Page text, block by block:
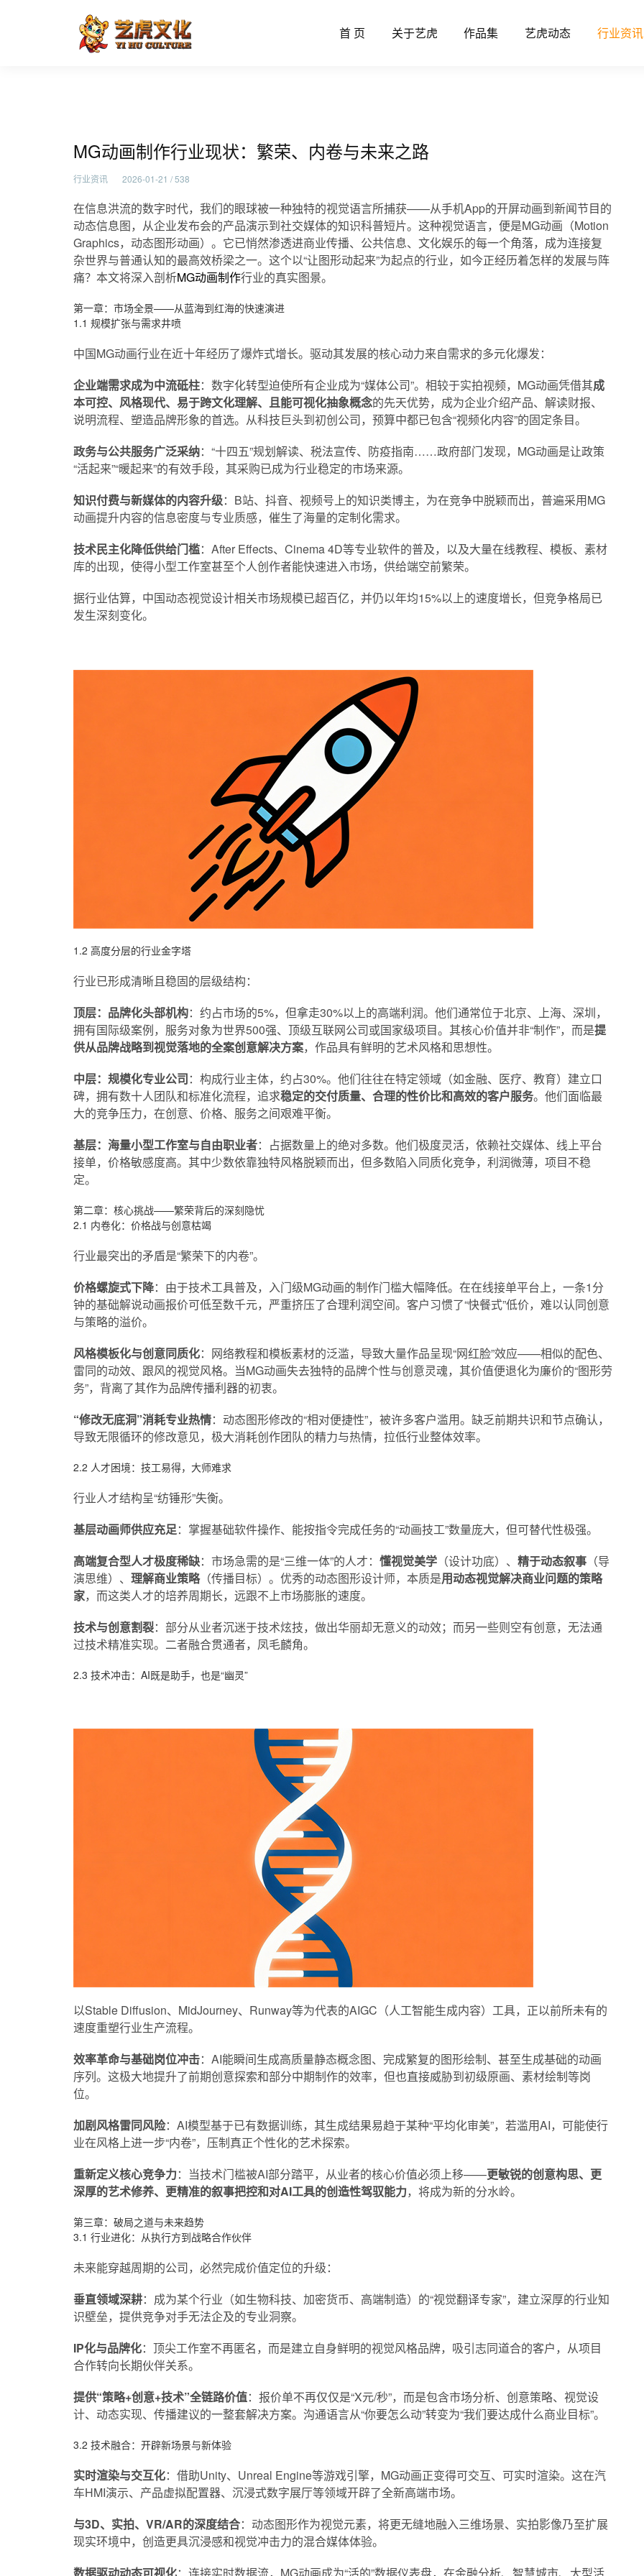
首 页 关于艺虎 作品集 艺虎动态 行业资讯
MG动画制作行业现状：繁荣、内卷与未来之路
MG动画制作行业现状：繁荣、内卷与未来之路
行业资讯 2026-01-21 / 538
在信息洪流的数字时代，我们的眼球被一种独特的视觉语言所捕获——从手机App的开屏动画到新闻节目的
动态信息图，从企业发布会的产品演示到社交媒体的知识科普短片。这种视觉语言，便是MG动画（Motion
Graphics，动态图形动画）。它已悄然渗透进商业传播、公共信息、文化娱乐的每一个角落，成为连接复
杂世界与普通认知的最高效桥梁之一。这个以“让图形动起来”为起点的行业，如今正经历着怎样的发展与阵
痛？本文将深入剖析MG动画制作行业的真实图景。
第一章：市场全景——从蓝海到红海的快速演进
1.1 规模扩张与需求井喷
中国MG动画行业在近十年经历了爆炸式增长。驱动其发展的核心动力来自需求的多元化爆发：
企业端需求成为中流砥柱：数字化转型迫使所有企业成为“媒体公司”。相较于实拍视频，MG动画凭借其成
本可控、风格现代、易于跨文化理解、且能可视化抽象概念的先天优势，成为企业介绍产品、解读财报、
说明流程、塑造品牌形象的首选。从科技巨头到初创公司，预算中都已包含“视频化内容”的固定条目。
政务与公共服务广泛采纳：“十四五”规划解读、税法宣传、防疫指南……政府部门发现，MG动画是让政策
“活起来”“暖起来”的有效手段，其采购已成为行业稳定的市场来源。
知识付费与新媒体的内容升级：B站、抖音、视频号上的知识类博主，为在竞争中脱颖而出，普遍采用MG
动画提升内容的信息密度与专业质感，催生了海量的定制化需求。
技术民主化降低供给门槛：After Effects、Cinema 4D等专业软件的普及，以及大量在线教程、模板、素材
库的出现，使得小型工作室甚至个人创作者能快速进入市场，供给端空前繁荣。
据行业估算，中国动态视觉设计相关市场规模已超百亿，并仍以年均15%以上的速度增长，但竞争格局已
发生深刻变化。
1.2 高度分层的行业金字塔
行业已形成清晰且稳固的层级结构：
顶层：品牌化头部机构：约占市场的5%，但拿走30%以上的高端利润。他们通常位于北京、上海、深圳，
拥有国际级案例，服务对象为世界500强、顶级互联网公司或国家级项目。其核心价值并非“制作”，而是提
供从品牌战略到视觉落地的全案创意解决方案，作品具有鲜明的艺术风格和思想性。
中层：规模化专业公司：构成行业主体，约占30%。他们往往在特定领域（如金融、医疗、教育）建立口
碑，拥有数十人团队和标准化流程，追求稳定的交付质量、合理的性价比和高效的客户服务。他们面临最
大的竞争压力，在创意、价格、服务之间艰难平衡。
基层：海量小型工作室与自由职业者：占据数量上的绝对多数。他们极度灵活，依赖社交媒体、线上平台
接单，价格敏感度高。其中少数依靠独特风格脱颖而出，但多数陷入同质化竞争，利润微薄，项目不稳
定。
第二章：核心挑战——繁荣背后的深刻隐忧
2.1 内卷化：价格战与创意枯竭
行业最突出的矛盾是“繁荣下的内卷”。
价格螺旋式下降：由于技术工具普及，入门级MG动画的制作门槛大幅降低。在在线接单平台上，一条1分
钟的基础解说动画报价可低至数千元，严重挤压了合理利润空间。客户习惯了“快餐式”低价，难以认同创意
与策略的溢价。
风格模板化与创意同质化：网络教程和模板素材的泛滥，导致大量作品呈现“网红脸”效应——相似的配色、
雷同的动效、跟风的视觉风格。当MG动画失去独特的品牌个性与创意灵魂，其价值便退化为廉价的“图形劳
务”，背离了其作为品牌传播利器的初衷。
“修改无底洞”消耗专业热情：动态图形修改的“相对便捷性”，被许多客户滥用。缺乏前期共识和节点确认，
导致无限循环的修改意见，极大消耗创作团队的精力与热情，拉低行业整体效率。
2.2 人才困境：技工易得，大师难求
行业人才结构呈“纺锤形”失衡。
基层动画师供应充足：掌握基础软件操作、能按指令完成任务的“动画技工”数量庞大，但可替代性极强。
高端复合型人才极度稀缺：市场急需的是“三维一体”的人才： 懂视觉美学 （设计功底）、 精于动态叙事 （导
演思维）、 理解商业策略（传播目标）。优秀的动态图形设计师，本质是用动态视觉解决商业问题的策略
家，而这类人才的培养周期长，远跟不上市场膨胀的速度。
技术与创意割裂：部分从业者沉迷于技术炫技，做出华丽却无意义的动效；而另一些则空有创意，无法通
过技术精准实现。二者融合贯通者，凤毛麟角。
2.3 技术冲击：AI既是助手，也是“幽灵”
以Stable Diffusion、MidJourney、Runway等为代表的AIGC（人工智能生成内容）工具，正以前所未有的
速度重塑行业生产流程。
效率革命与基础岗位冲击：AI能瞬间生成高质量静态概念图、完成繁复的图形绘制、甚至生成基础的动画
序列。这极大地提升了前期创意探索和部分中期制作的效率，但也直接威胁到初级原画、素材绘制等岗
位。
加剧风格雷同风险：AI模型基于已有数据训练，其生成结果易趋于某种“平均化审美”，若滥用AI，可能使行
业在风格上进一步“内卷”，压制真正个性化的艺术探索。
重新定义核心竞争力：当技术门槛被AI部分踏平，从业者的核心价值必须上移——更敏锐的创意构思、更
深厚的艺术修养、更精准的叙事把控和对AI工具的创造性驾驭能力，将成为新的分水岭。
第三章：破局之道与未来趋势
3.1 行业进化：从执行方到战略合作伙伴
未来能穿越周期的公司，必然完成价值定位的升级：
垂直领域深耕：成为某个行业（如生物科技、加密货币、高端制造）的“视觉翻译专家”，建立深厚的行业知
识壁垒，提供竞争对手无法企及的专业洞察。
IP化与品牌化：顶尖工作室不再匿名，而是建立自身鲜明的视觉风格品牌，吸引志同道合的客户，从项目
合作转向长期伙伴关系。
提供“策略+创意+技术”全链路价值：报价单不再仅仅是“X元/秒”，而是包含市场分析、创意策略、视觉设
计、动态实现、传播建议的一整套解决方案。沟通语言从“你要怎么动”转变为“我们要达成什么商业目标”。
3.2 技术融合：开辟新场景与新体验
实时渲染与交互化：借助Unity、Unreal Engine等游戏引擎，MG动画正变得可交互、可实时渲染。这在汽
车HMI演示、产品虚拟配置器、沉浸式数字展厅等领域开辟了全新高端市场。
与3D、实拍、VR/AR的深度结合：动态图形作为视觉元素，将更无缝地融入三维场景、实拍影像乃至扩展
现实环境中，创造更具沉浸感和视觉冲击力的混合媒体体验。